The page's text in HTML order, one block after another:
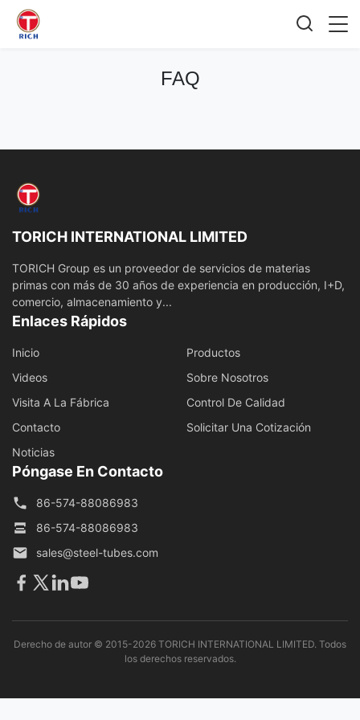
FAQ
TORICH INTERNATIONAL LIMITED
TORICH Group es un proveedor de servicios de materias
primas con más de 30 años de experiencia en producción, I+D,
comercio, almacenamiento y...
Enlaces Rápidos
Inicio
Productos
Videos
Sobre Nosotros
Visita A La Fábrica
Control De Calidad
Contacto
Solicitar Una Cotización
Noticias
Póngase En Contacto
86-574-88086983
86-574-88086983
sales@steel-tubes.com
Derecho de autor © 2015-2026 TORICH INTERNATIONAL LIMITED. Todos
los derechos reservados.